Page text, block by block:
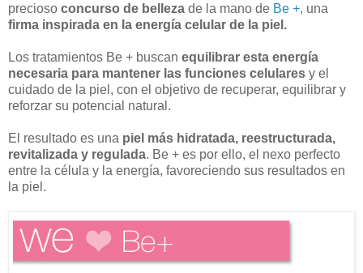
precioso concurso de belleza de la mano de Be +, una
firma inspirada en la energía celular de la piel.
Los tratamientos Be + buscan equilibrar esta energía
necesaria para mantener las funciones celulares y el
cuidado de la piel, con el objetivo de recuperar, equilibrar y
reforzar su potencial natural.
El resultado es una piel más hidratada, reestructurada,
revitalizada y regulada. Be + es por ello, el nexo perfecto
entre la célula y la energía, favoreciendo sus resultados en
la piel.